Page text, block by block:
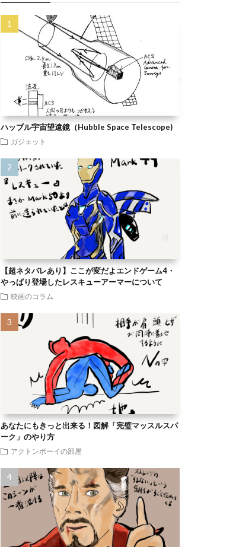
ハッブル宇宙望遠鏡（Hubble Space Telescope)
ガジェット
【超ネタバレあり】ここが変だよエンドゲーム4・
やっぱり登場したレスキューアーマーについて
映画のコラム
あなたにもきっと出来る！図解「完璧マッスルスパ
ーク」のやり方
アクトンボーイの部屋